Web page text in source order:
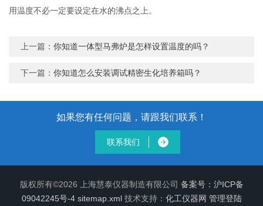
用温度不必一定要设定在水的沸点之上。
上一篇：你知道一体型马弗炉是怎样设置温度的吗？
下一篇：你知道怎么安装调试精密生化培养箱吗？
如果您有任何问题，请跟我们联系！
联系我们
版权所有©2026 上海慧泰仪器制造有限公司 备案号：沪ICP备
09042245号-4 sitemap.xml技术支持： 化工仪器网 管理登陆